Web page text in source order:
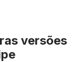
versões